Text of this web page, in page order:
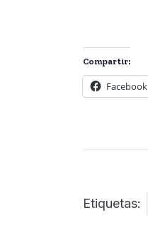
Compartir:
Facebook
Etiquetas: